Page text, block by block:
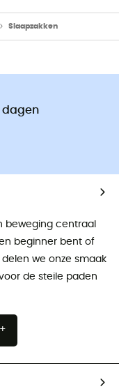
Slaapzakken
dagen
beweging centraal
beginner bent of
we onze smaak
de steile paden